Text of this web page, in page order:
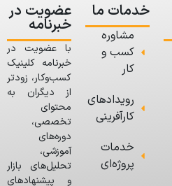
خدمات ما
مشاوره
کسب و
کار
رویدادهای
کارآفرینی
خدمات
پروژه‌ای
عضویت در
خبرنامه
با عضویت در
خبرنامه کلینیک
کسب‌وکار، زودتر
از دیگران به
محتوای
تخصصی،
دوره‌های
آموزشی،
تحلیل‌های بازار
و پیشنهادهای